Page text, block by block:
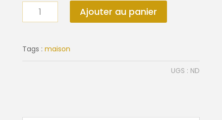
quantité
de
de
vaisselle
Ajouter au panier
Tags : maison
UGS : ND